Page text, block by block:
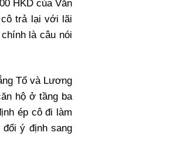
HKD của Văn
cô trả lại với lãi
là câu nói
Tổ và Lương
hộ ở tầng ba
ép cô đi làm
ý định sang